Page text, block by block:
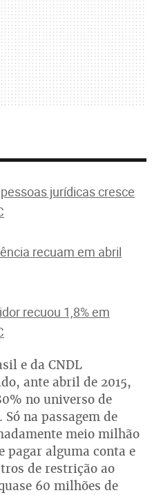
jurídicas cresce
recuam em abril
recuou 1,8% em
e da CNDL
ante abril de 2015,
no universo de
na passagem de
meio milhão
pagar alguma conta e
de restrição ao
60 milhões de